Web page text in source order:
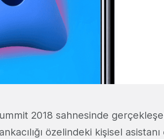
2018 sahnesinde
özelindeki kişisel